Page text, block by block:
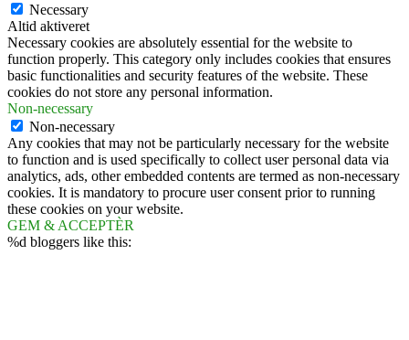
Necessary
Altid aktiveret
Necessary cookies are absolutely essential for the website to
function properly. This category only includes cookies that ensures
basic functionalities and security features of the website. These
cookies do not store any personal information.
Non-necessary
Non-necessary
Any cookies that may not be particularly necessary for the website
to function and is used specifically to collect user personal data via
analytics, ads, other embedded contents are termed as non-necessary
cookies. It is mandatory to procure user consent prior to running
these cookies on your website.
GEM & ACCEPTÈR
%d bloggers like this: